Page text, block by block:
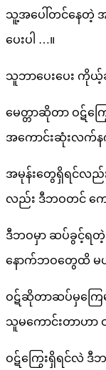
သူ့အပေါ်တင်နေတဲ့
ပေးပါ …။
သူဘာပေးပေး ကိုယ့်
မေတ္တာဆိုတာ ဝဋ်
အကောင်းဆုံးလက်န
အမုန်းတွေရှိရင်လည်
လည်း ဒီဘဝတင် ကျေ
ဒီဘဝမှာ ဆပ်ခွင့်ရ
နောက်ဘဝတွေထိ မ
ဝဋ်ဆိုတာဆပ်မှကြ
သူမကောင်းတာဟာ
ဝဋ်ကြွေးရှိရင်လဲ ဒီ